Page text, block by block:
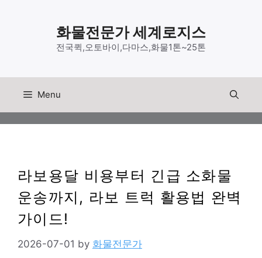
화물전문가 세계로지스
전국퀵,오토바이,다마스,화물1톤~25톤
Menu
라보용달 비용부터 긴급 소화물
운송까지, 라보 트럭 활용법 완벽
가이드!
2026-07-01 by 화물전문가